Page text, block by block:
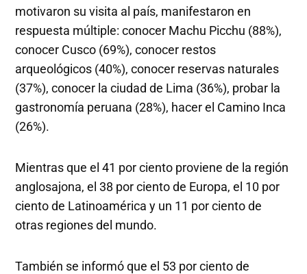
motivaron su visita al país, manifestaron en
respuesta múltiple: conocer Machu Picchu (88%),
conocer Cusco (69%), conocer restos
arqueológicos (40%), conocer reservas naturales
(37%), conocer la ciudad de Lima (36%), probar la
gastronomía peruana (28%), hacer el Camino Inca
(26%).
Mientras que el 41 por ciento proviene de la región
anglosajona, el 38 por ciento de Europa, el 10 por
ciento de Latinoamérica y un 11 por ciento de
otras regiones del mundo.
También se informó que el 53 por ciento de